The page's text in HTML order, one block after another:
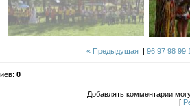
« Предыдущая | 96 97 98 99
: 0
Добавлять комментарии
[